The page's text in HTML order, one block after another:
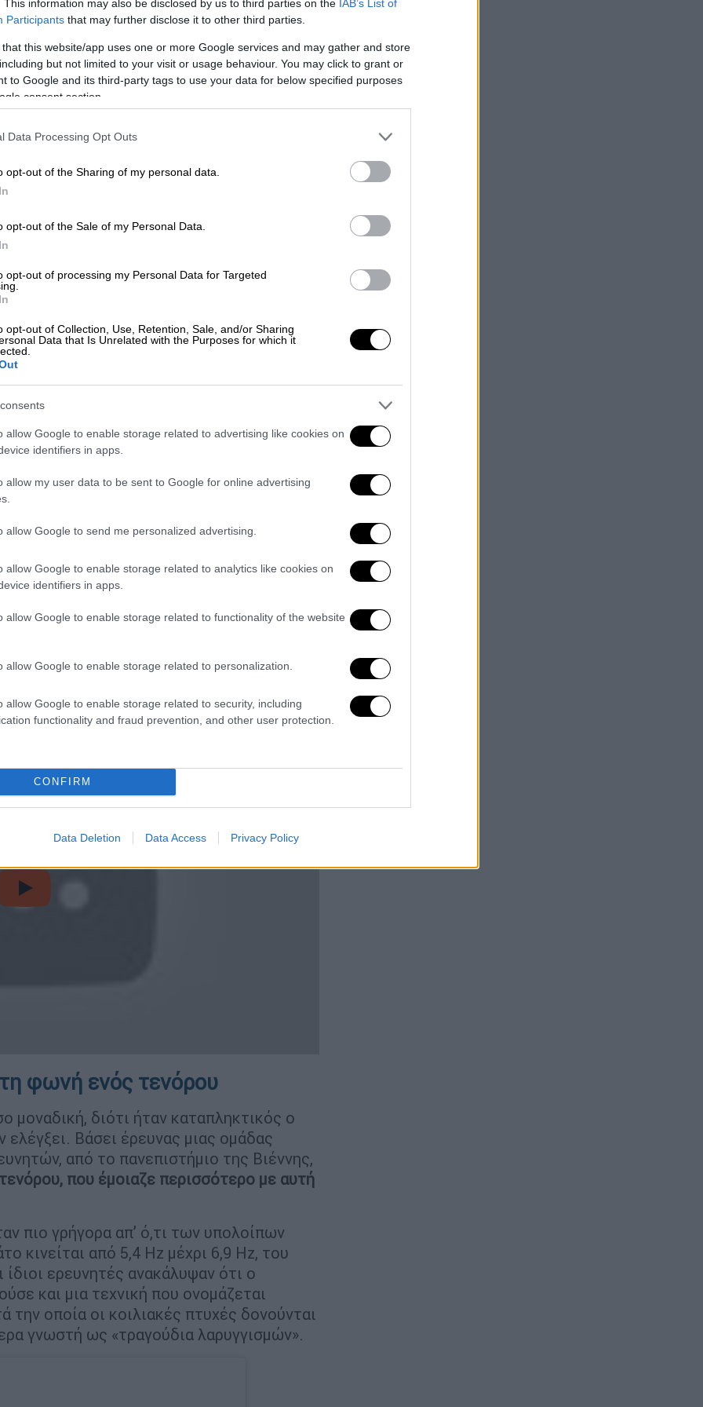
This information may also be disclosed by us to third parties on the IAB’s List of
Participants that may further disclose it to other third parties.
that this website/app uses one or more Google services and may gather and store
but not limited to your visit or usage behaviour. You may click to grant or
to Google and its third-party tags to use your data for below specified purposes
consent section.
Data Processing Opt Outs
opt-out of the Sharing of my personal data.
opt-out of the Sale of my Personal Data.
opt-out of processing my Personal Data for Targeted
opt-out of Collection, Use, Retention, Sale, and/or Sharing
Data that Is Unrelated with the Purposes for which it
allow Google to enable storage related to advertising like cookies on
identifiers in apps.
allow my user data to be sent to Google for online advertising
allow Google to send me personalized advertising.
allow Google to enable storage related to analytics like cookies on
identifiers in apps.
allow Google to enable storage related to functionality of the website
allow Google to enable storage related to personalization.
allow Google to enable storage related to security, including
functionality and fraud prevention, and other user protection.
CONFIRM
Data Deletion Data Access Privacy Policy
Instagram
γιατί. Αλλά υπάρχει ένα στοιχείο
ουσιαστικά και τα τραγούδια
«Μου αρέσει να απολαμβάνω τον εαυτό
το να το κάνω αυτό στη σκηνή μπροστά
παπαγάλος από την
κανείς δεν θα με σταματήσει,
video
φωνή ενός τενόρου
διότι ήταν καταπληκτικός ο
Βάσει έρευνας μιας ομάδας
από το πανεπιστήμιο της Βιέννης,
που έμοιαζε περισσότερο με αυτή
πιο γρήγορα απ’ ό,τι των υπολοίπων
κινείται από 5,4 Hz μέχρι 6,9 Hz, του
ερευνητές ανακάλυψαν ότι ο
και μια τεχνική που ονομάζεται
οποία οι κοιλιακές πτυχές δονούνται
γνωστή ως «τραγούδια λαρυγγισμών».